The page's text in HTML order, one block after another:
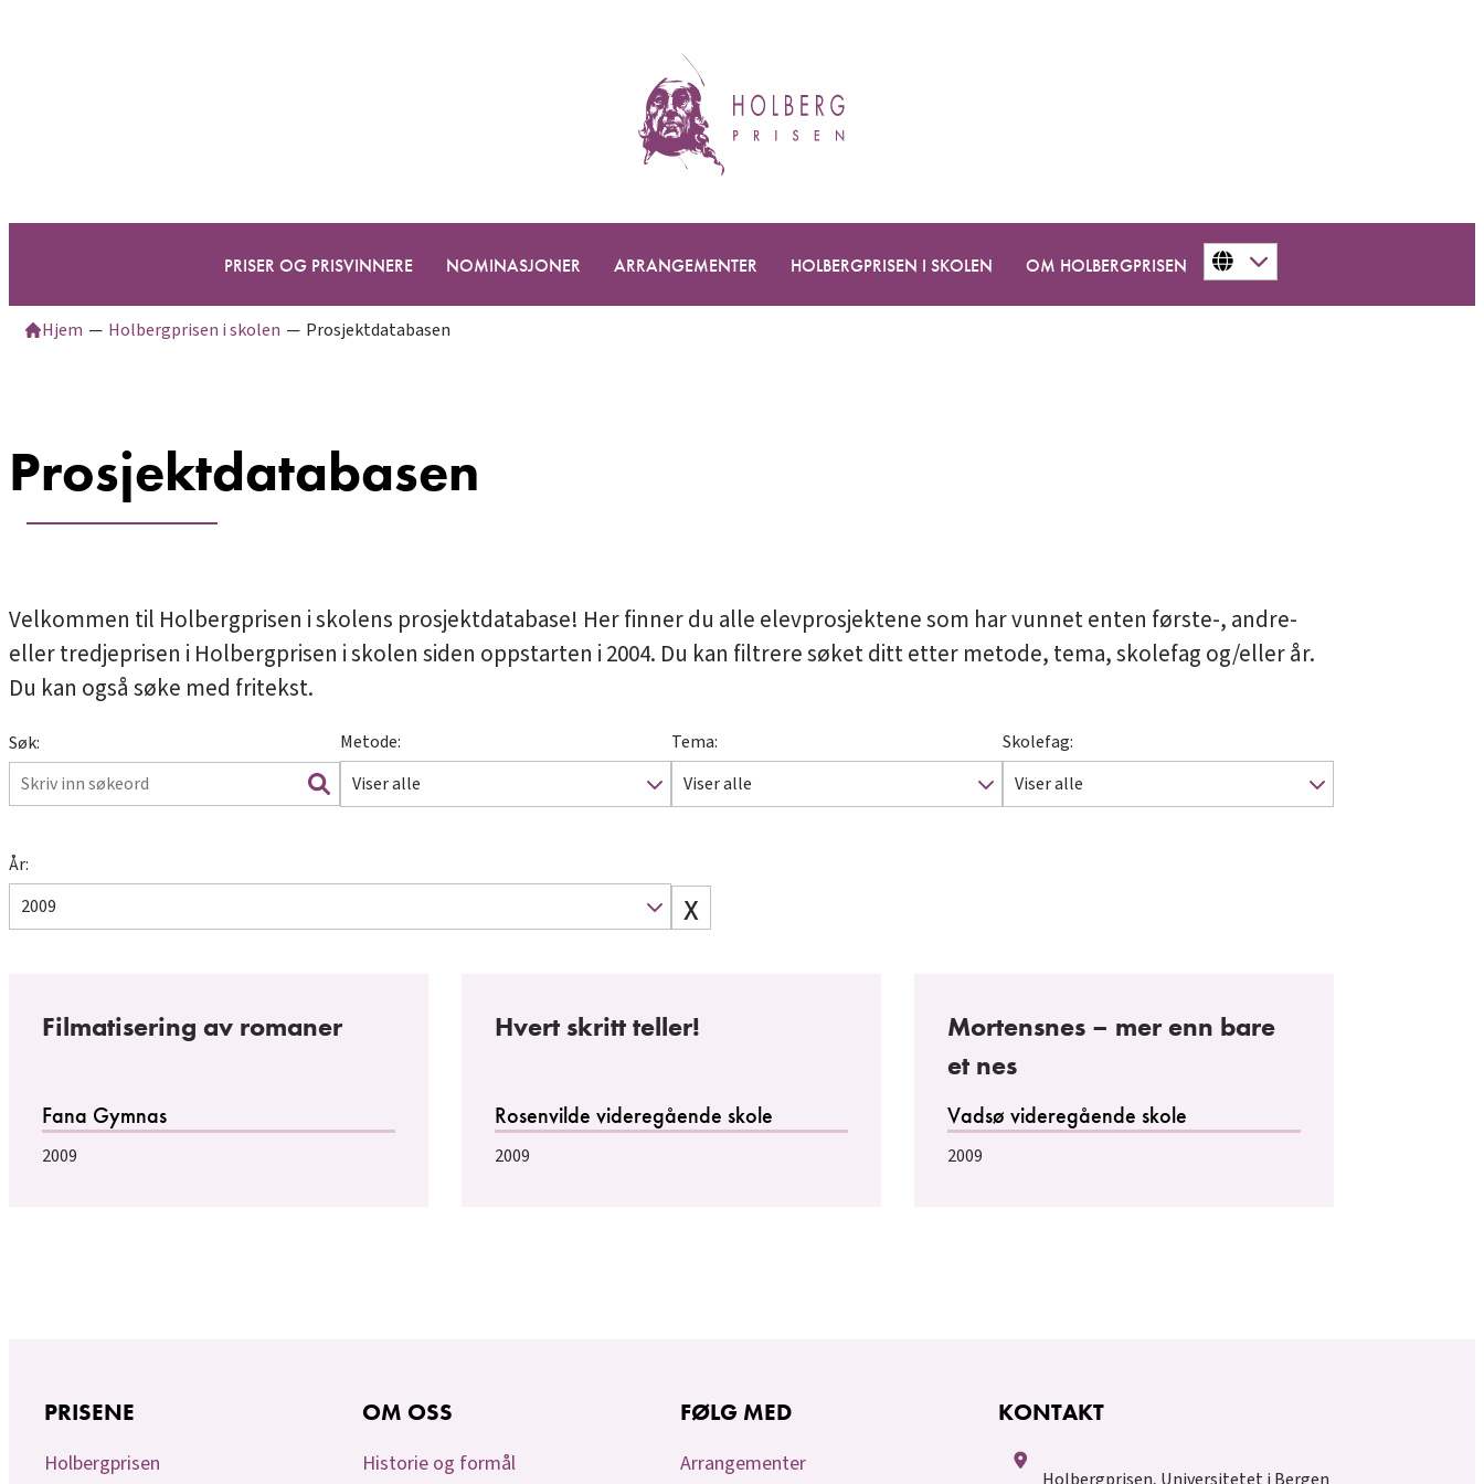
PRISER OG PRISVINNERE NOMINASJONER ARRANGEMENTER HOLBERGPRISEN I SKOLEN OM HOLBERGPRISEN
Hjem ─ Holbergprisen i skolen ─ Prosjektdatabasen
Prosjektdatabasen
Velkommen til Holbergprisen i skolens prosjektdatabase! Her finner du alle elevprosjektene som har vunnet enten første-, andre-
eller tredjeprisen i Holbergprisen i skolen siden oppstarten i 2004. Du kan filtrere søket ditt etter metode, tema, skolefag og/eller år.
Du kan også søke med fritekst.
Søk:
Metode:
Viser alle
Tema:
Viser alle
Skolefag:
Viser alle
År:
2009
X
Filmatisering av romaner
Fana Gymnas
2009
Hvert skritt teller!
Rosenvilde videregående skole
2009
Mortensnes – mer enn bare
et nes
Vadsø videregående skole
2009
PRISENE
Holbergprisen
OM OSS
Historie og formål
FØLG MED
Arrangementer
KONTAKT